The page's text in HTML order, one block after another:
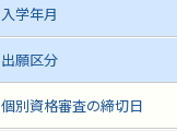
入学年月
出願区分
個別資格審査の締切日